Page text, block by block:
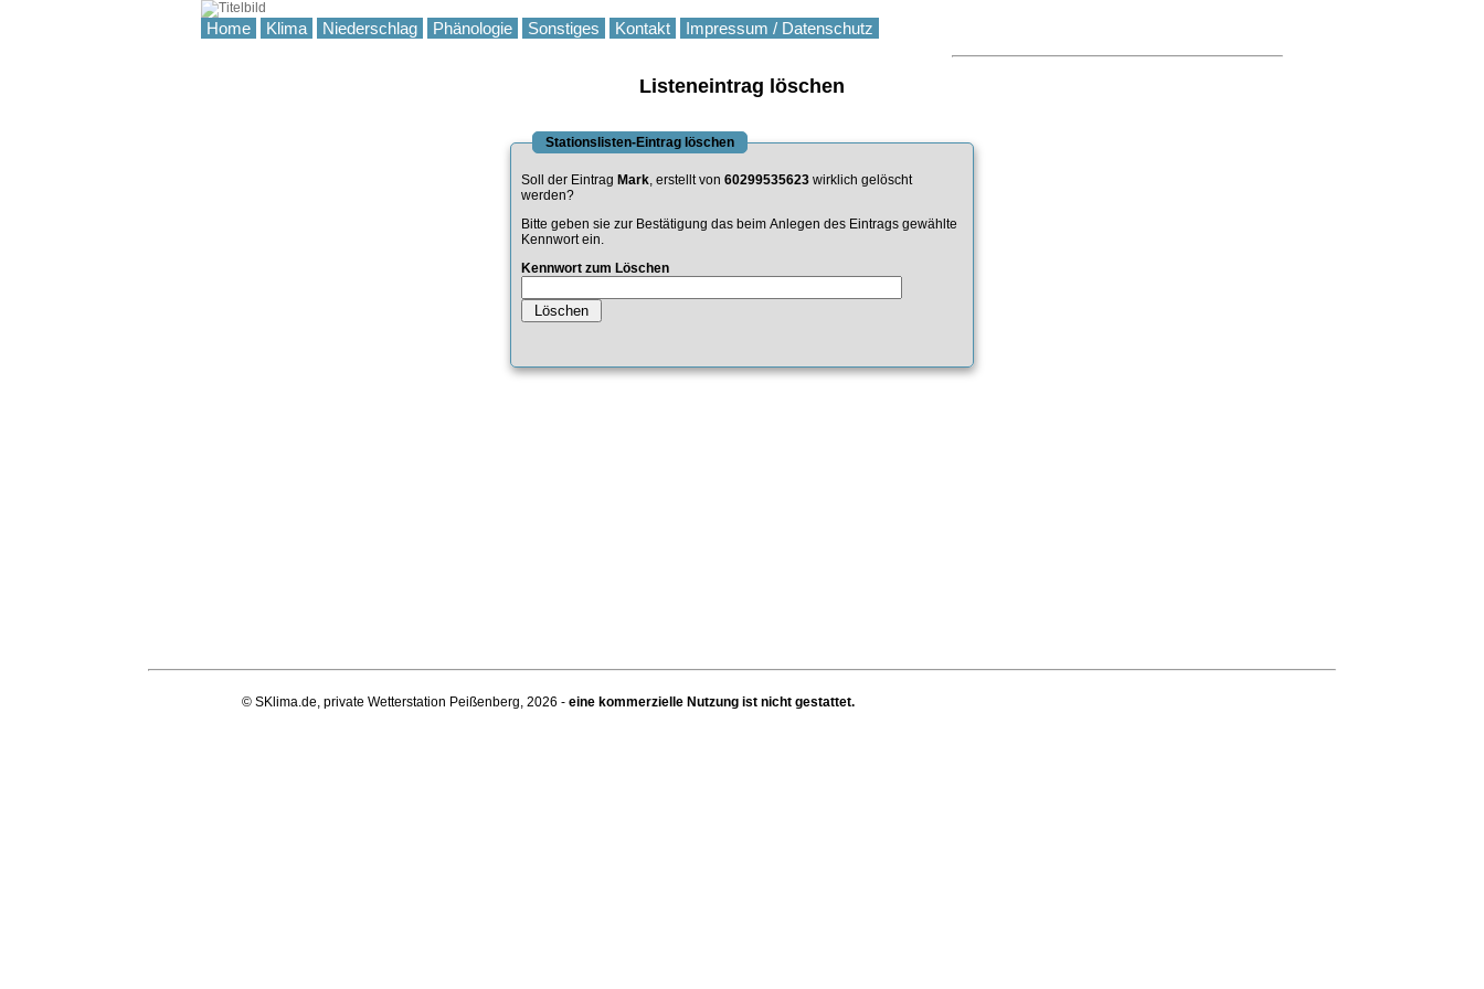
Home Klima Niederschlag Phänologie Sonstiges Kontakt Impressum / Datenschutz
Listeneintrag löschen
Stationslisten-Eintrag löschen
Soll der Eintrag Mark, erstellt von 60299535623 wirklich gelöscht
werden?
Bitte geben sie zur Bestätigung das beim Anlegen des Eintrags gewählte
Kennwort ein.
Kennwort zum Löschen
© SKlima.de, private Wetterstation Peißenberg, 2026 - eine kommerzielle Nutzung ist nicht gestattet.